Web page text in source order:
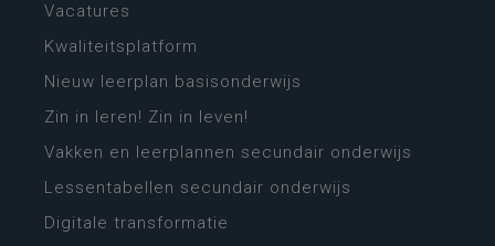
Vacatures
Kwaliteitsplatform
Nieuw leerplan basisonderwijs
Zin in leren! Zin in leven!
Vakken en leerplannen secundair onderwijs
Lessentabellen secundair onderwijs
Digitale transformatie